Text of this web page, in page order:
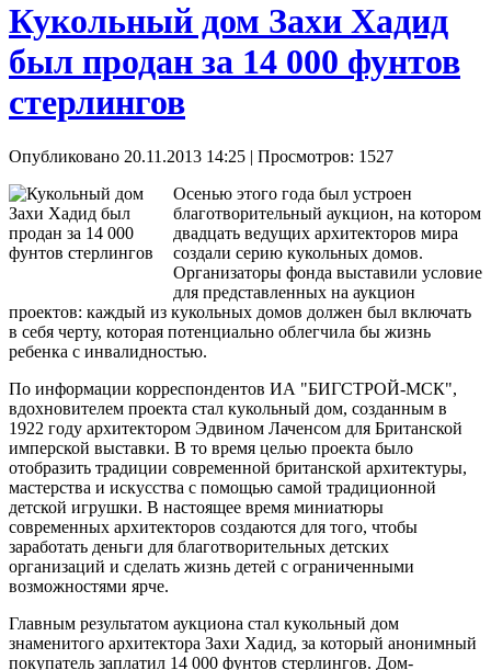
Кукольный дом Захи Хадид
был продан за 14 000 фунтов
стерлингов
Опубликовано 20.11.2013 14:25 | Просмотров: 1527
Осенью этого года был устроен
благотворительный аукцион, на котором
двадцать ведущих архитекторов мира
создали серию кукольных домов.
Организаторы фонда выставили условие
для представленных на аукцион
проектов: каждый из кукольных домов должен был включать
в себя черту, которая потенциально облегчила бы жизнь
ребенка с инвалидностью.
По информации корреспондентов ИА "БИГСТРОЙ-МСК",
вдохновителем проекта стал кукольный дом, созданным в
1922 году архитектором Эдвином Лаченсом для Британской
имперской выставки. В то время целью проекта было
отобразить традиции современной британской архитектуры,
мастерства и искусства с помощью самой традиционной
детской игрушки. В настоящее время миниатюры
современных архитекторов создаются для того, чтобы
заработать деньги для благотворительных детских
организаций и сделать жизнь детей с ограниченными
возможностями ярче.
Главным результатом аукциона стал кукольный дом
знаменитого архитектора Захи Хадид, за который анонимный
покупатель заплатил 14 000 фунтов стерлингов. Дом-